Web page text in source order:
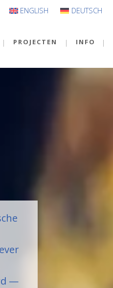
ENGLISH DEUTSCH
PROJECTEN INFO
—